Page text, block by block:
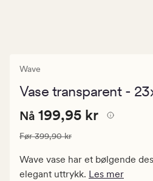
Wave
Vase transparent -
Nåværende
199,95
kr.
Vanlig
Nåværende pris
Nå 199,95 kr
Vanlig pris 399,90 kr
Før399,90 kr
Wave vase har et bølgende
elegant uttrykk. Les mer